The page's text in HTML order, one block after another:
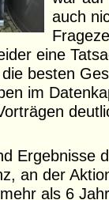
auch
eine
besten
im
Ergebnisse
an der
als 6